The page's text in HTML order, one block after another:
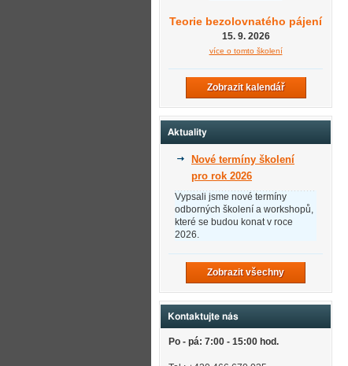
Teorie bezolovnatého pájení
15. 9. 2026
více o tomto školení
Zobrazit kalendář
Aktuality
Nové termíny školení
pro rok 2026
Vypsali jsme nové termíny
odborných školení a workshopů,
které se budou konat v roce
2026.
Zobrazit všechny
Kontaktujte nás
Po - pá: 7:00 - 15:00 hod.